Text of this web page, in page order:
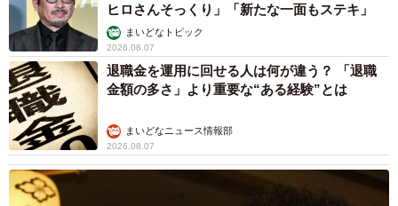
ヒロさんそっくり」「新たな一面もステキ」
まいどなトピック
2026.08.07
退職金を運用に回せる人は何が違う？ 「退職
金額の多さ」より重要な“ある経験”とは
まいどなニュース情報部
2026.08.07